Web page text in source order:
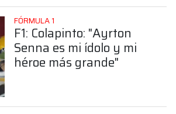
FÓRMULA 1
F1: Colapinto: "Ayrton
Senna es mi ídolo y mi
héroe más grande"